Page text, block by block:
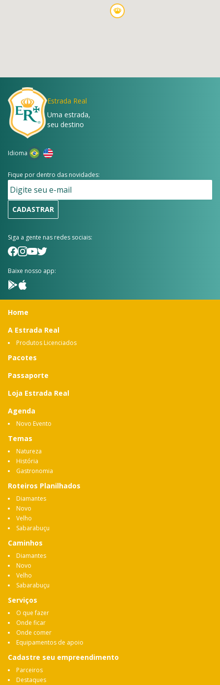
Estrada Real
Uma estrada,
seu destino
Idioma
Fique por dentro das novidades:
CADASTRAR
Siga a gente nas redes sociais:
Baixe nosso app:
Home
A Estrada Real
Produtos Licenciados
Pacotes
Passaporte
Loja Estrada Real
Agenda
Novo Evento
Temas
Natureza
História
Gastronomia
Roteiros Planilhados
Diamantes
Novo
Velho
Sabarabuçu
Caminhos
Diamantes
Novo
Velho
Sabarabuçu
Serviços
O que fazer
Onde ficar
Onde comer
Equipamentos de apoio
Cadastre seu empreendimento
Parceiros
Destaques